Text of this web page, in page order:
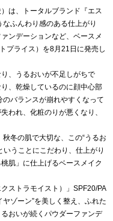
は、トータルブランド『エス
ふんわり感のある仕上がり
ンデーションなど、ベースメ
プライス）を8月21日に発売し
、うるおいが不足しがちで
、乾燥しているのに顔中心部
バランスが崩れやすくなって
われ、化粧のりが悪くなり、
冬の肌で大切な、この“うるお
うことにこだわり、仕上がり
肌」に仕上げるベースメイク
ストラモイスト）」SPF20/PA
ゾーン”を美しく整え、ふれた
おいが続くパウダーファンデ